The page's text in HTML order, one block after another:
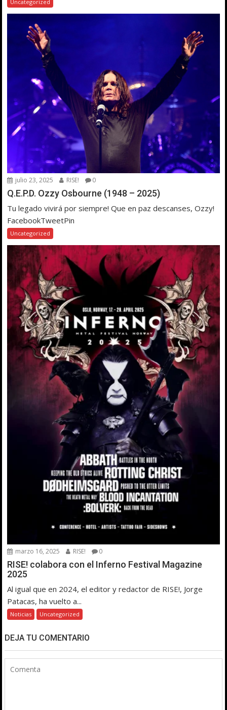
Uncategorized
julio 23, 2025 RISE! 0
Q.E.P.D. Ozzy Osbourne (1948 – 2025)
Tu legado vivirá por siempre! Que en paz descanses, Ozzy!
FacebookTweetPin
Uncategorized
marzo 16, 2025 RISE! 0
RISE! colabora con el Inferno Festival Magazine
2025
Al igual que en 2024, el editor y redactor de RISE!, Jorge
Patacas, ha vuelto a...
Noticias Uncategorized
DEJA TU COMENTARIO